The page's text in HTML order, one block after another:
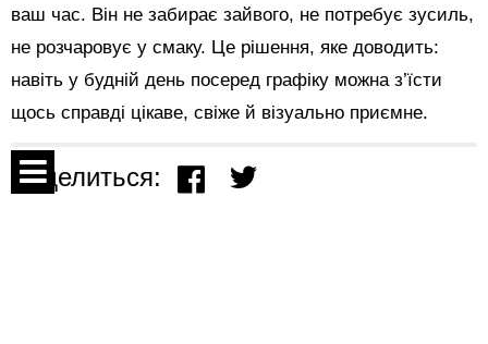
ваш час. Він не забирає зайвого, не потребує зусиль,
не розчаровує у смаку. Це рішення, яке доводить:
навіть у будній день посеред графіку можна з’їсти
щось справді цікаве, свіже й візуально приємне.
Поделиться: